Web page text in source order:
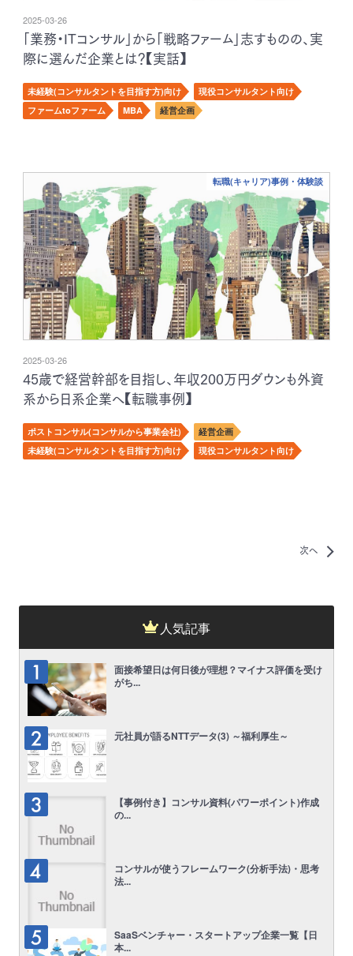
2025-03-26
「業務・ITコンサル」から「戦略ファーム」志すものの、実
際に選んだ企業とは？【実話】
未経験(コンサルタントを目指す方)向け
現役コンサルタント向け
ファームtoファーム
MBA 経営企画
転職(キャリア)事例・体験談
2025-03-26
45歳で経営幹部を目指し、年収200万円ダウンも外資
系から日系企業へ【転職事例】
ポストコンサル(コンサルから事業会社)
経営企画
未経験(コンサルタントを目指す方)向け
現役コンサルタント向け
次へ
人気記事
面接希望日は何日後が理想？マイナス評価を受け
がち...
元社員が語るNTTデータ(3) ～福利厚生～
【事例付き】コンサル資料(パワーポイント)作成
の...
コンサルが使うフレームワーク(分析手法)・思考
法...
SaaSベンチャー・スタートアップ企業一覧【日
本...